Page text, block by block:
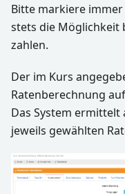
Bitte markiere immer
stets die Möglichkeit
zahlen.
Der im Kurs
Ratenberechnung
Das System
jeweils gewählten